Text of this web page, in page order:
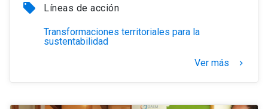
local_offer Líneas de acción
Transformaciones territoriales para la
sustentabilidad
Ver más
keyboard_arrow_right